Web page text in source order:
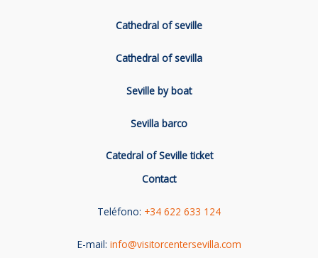
Cathedral of seville
Cathedral of sevilla
Seville by boat
Sevilla barco
Catedral of Seville ticket
Contact
Teléfono: +34 622 633 124
E-mail: info@visitorcentersevilla.com